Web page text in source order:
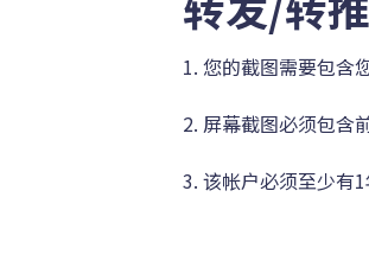
1. 您的截图需要包含
2. 屏幕截图必须包含
3. 该帐户必须至少有